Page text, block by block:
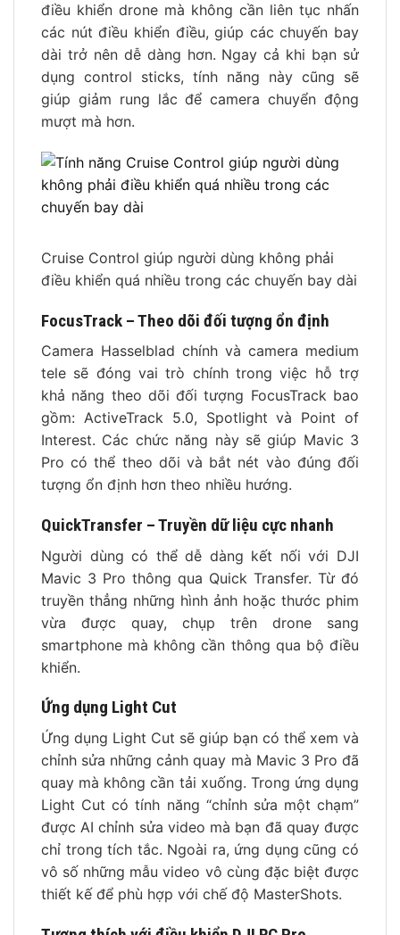
điều khiển drone mà không cần liên tục nhấn
các nút điều khiển điều, giúp các chuyến bay
dài trở nên dễ dàng hơn. Ngay cả khi bạn sử
dụng control sticks, tính năng này cũng sẽ
giúp giảm rung lắc để camera chuyển động
mượt mà hơn.
Cruise Control giúp người dùng không phải
điều khiển quá nhiều trong các chuyến bay dài
FocusTrack – Theo dõi đối tượng ổn định
Camera Hasselblad chính và camera medium
tele sẽ đóng vai trò chính trong việc hỗ trợ
khả năng theo dõi đối tượng FocusTrack bao
gồm: ActiveTrack 5.0, Spotlight và Point of
Interest. Các chức năng này sẽ giúp Mavic 3
Pro có thể theo dõi và bắt nét vào đúng đối
tượng ổn định hơn theo nhiều hướng.
QuickTransfer – Truyền dữ liệu cực nhanh
Người dùng có thể dễ dàng kết nối với DJI
Mavic 3 Pro thông qua Quick Transfer. Từ đó
truyền thẳng những hình ảnh hoặc thước phim
vừa được quay, chụp trên drone sang
smartphone mà không cần thông qua bộ điều
khiển.
Ứng dụng Light Cut
Ứng dụng Light Cut sẽ giúp bạn có thể xem và
chỉnh sửa những cảnh quay mà Mavic 3 Pro đã
quay mà không cần tải xuống. Trong ứng dụng
Light Cut có tính năng “chỉnh sửa một chạm”
được AI chỉnh sửa video mà bạn đã quay được
chỉ trong tích tắc. Ngoài ra, ứng dụng cũng có
vô số những mẫu video vô cùng đặc biệt được
thiết kế để phù hợp với chế độ MasterShots.